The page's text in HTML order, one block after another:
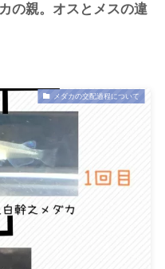
の親。オスとメスの違
メダカの交配過程について